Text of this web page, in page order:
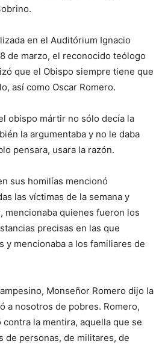
en el Auditórium Ignacio
de marzo, el reconocido teólogo
que el Obispo siempre tiene que
así como Oscar Romero.
obispo mártir no sólo decía la
la argumentaba y no le daba
pensara, usara la razón.
sus homilías mencionó
las víctimas de la semana y
mencionaba quienes fueron los
precisas en las que
y mencionaba a los familiares de
Monseñor Romero dijo la
a nosotros de pobres. Romero,
la mentira, aquella que se
de personas, de militares, de